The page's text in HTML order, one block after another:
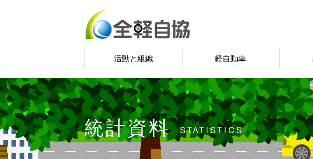
活動と組織 軽自動車
統計資料 STATISTICS